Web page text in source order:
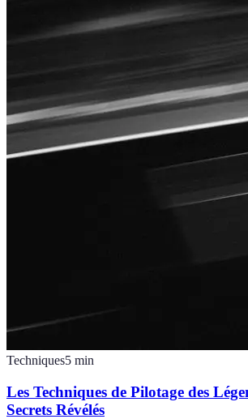
Techniques5 min
Les Techniques de Pilotage des
Secrets Révélés